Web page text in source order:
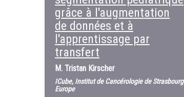
grâce à l'augmentation
de données et à
l'apprentissage par
transfert
M. Tristan Kirscher
ICube, Institut de Cancérologie de Strasbourg
Europe